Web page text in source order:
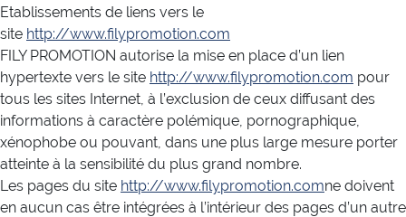
Etablissements de liens vers le
site http://www.filypromotion.com
FILY PROMOTION autorise la mise en place d’un lien
hypertexte vers le site http://www.filypromotion.com pour
tous les sites Internet, à l’exclusion de ceux diffusant des
informations à caractère polémique, pornographique,
xénophobe ou pouvant, dans une plus large mesure porter
atteinte à la sensibilité du plus grand nombre.
Les pages du site http://www.filypromotion.comne doivent
en aucun cas être intégrées à l’intérieur des pages d’un autre